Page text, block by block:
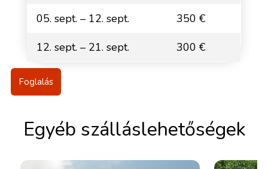
05. sept. – 12. sept.
350 €
12. sept. – 21. sept.
300 €
Foglalás
Egyéb szálláslehetőségek